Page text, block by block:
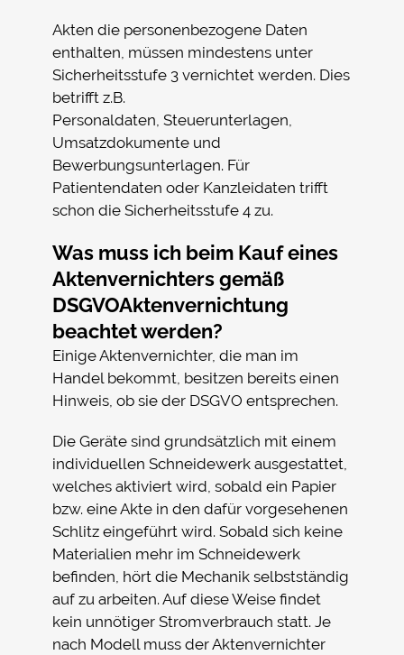
Akten die personenbezogene Daten
enthalten, müssen mindestens unter
Sicherheitsstufe 3 vernichtet werden. Dies
betrifft z.B.
Personaldaten, Steuerunterlagen,
Umsatzdokumente und
Bewerbungsunterlagen. Für
Patientendaten oder Kanzleidaten trifft
schon die Sicherheitsstufe 4 zu.
Was muss ich beim Kauf eines
Aktenvernichters gemäß
DSGVOAktenvernichtung
beachtet werden?
Einige Aktenvernichter, die man im
Handel bekommt, besitzen bereits einen
Hinweis, ob sie der DSGVO entsprechen.
Die Geräte sind grundsätzlich mit einem
individuellen Schneidewerk ausgestattet,
welches aktiviert wird, sobald ein Papier
bzw. eine Akte in den dafür vorgesehenen
Schlitz eingeführt wird. Sobald sich keine
Materialien mehr im Schneidewerk
befinden, hört die Mechanik selbstständig
auf zu arbeiten. Auf diese Weise findet
kein unnötiger Stromverbrauch statt. Je
nach Modell muss der Aktenvernichter